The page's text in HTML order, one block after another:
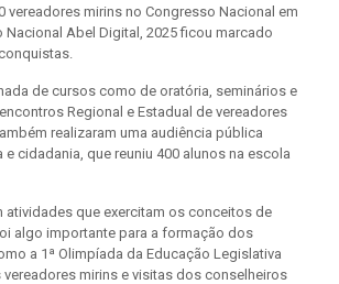
vereadores mirins no Congresso Nacional em
Nacional Abel Digital, 2025 ficou marcado
de cursos como de oratória, seminários e
Regional e Estadual de vereadores
realizaram uma audiência pública
cidadania, que reuniu 400 alunos na escola
atividades que exercitam os conceitos de
algo importante para a formação dos
a 1ª Olimpíada da Educação Legislativa
mirins e visitas dos conselheiros